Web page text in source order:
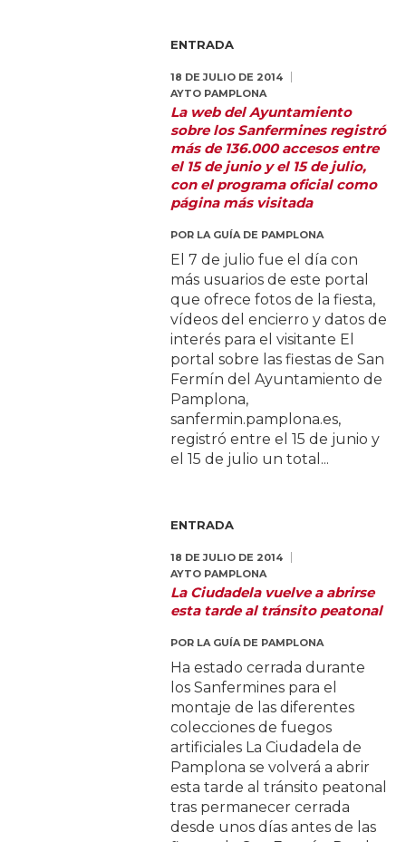
ENTRADA
18 DE JULIO DE 2014
AYTO PAMPLONA
La web del Ayuntamiento
sobre los Sanfermines registró
más de 136.000 accesos entre
el 15 de junio y el 15 de julio,
con el programa oficial como
página más visitada
POR LA GUÍA DE PAMPLONA
El 7 de julio fue el día con
más usuarios de este portal
que ofrece fotos de la fiesta,
vídeos del encierro y datos de
interés para el visitante El
portal sobre las fiestas de San
Fermín del Ayuntamiento de
Pamplona,
sanfermin.pamplona.es,
registró entre el 15 de junio y
el 15 de julio un total...
ENTRADA
18 DE JULIO DE 2014
AYTO PAMPLONA
La Ciudadela vuelve a abrirse
esta tarde al tránsito peatonal
POR LA GUÍA DE PAMPLONA
Ha estado cerrada durante
los Sanfermines para el
montaje de las diferentes
colecciones de fuegos
artificiales La Ciudadela de
Pamplona se volverá a abrir
esta tarde al tránsito peatonal
tras permanecer cerrada
desde unos días antes de las